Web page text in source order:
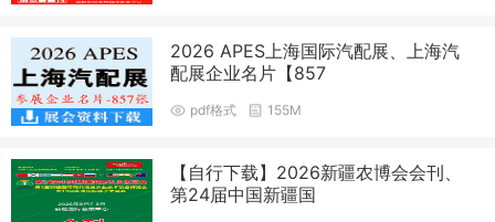
2026 APES上海国际汽配展、上海汽
配展企业名片【857
pdf格式 155M
【自行下载】2026新疆农博会会刊、
第24届中国新疆国